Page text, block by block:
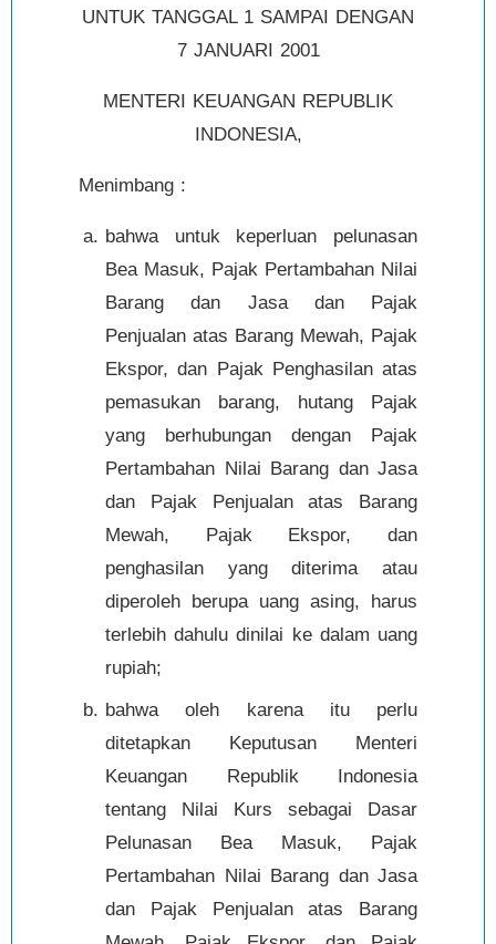
UNTUK TANGGAL 1 SAMPAI DENGAN
7 JANUARI 2001
MENTERI KEUANGAN REPUBLIK
INDONESIA,
Menimbang :
bahwa untuk keperluan pelunasan
Bea Masuk, Pajak Pertambahan Nilai
Barang dan Jasa dan Pajak
Penjualan atas Barang Mewah, Pajak
Ekspor, dan Pajak Penghasilan atas
pemasukan barang, hutang Pajak
yang berhubungan dengan Pajak
Pertambahan Nilai Barang dan Jasa
dan Pajak Penjualan atas Barang
Mewah, Pajak Ekspor, dan
penghasilan yang diterima atau
diperoleh berupa uang asing, harus
terlebih dahulu dinilai ke dalam uang
rupiah;
bahwa oleh karena itu perlu
ditetapkan Keputusan Menteri
Keuangan Republik Indonesia
tentang Nilai Kurs sebagai Dasar
Pelunasan Bea Masuk, Pajak
Pertambahan Nilai Barang dan Jasa
dan Pajak Penjualan atas Barang